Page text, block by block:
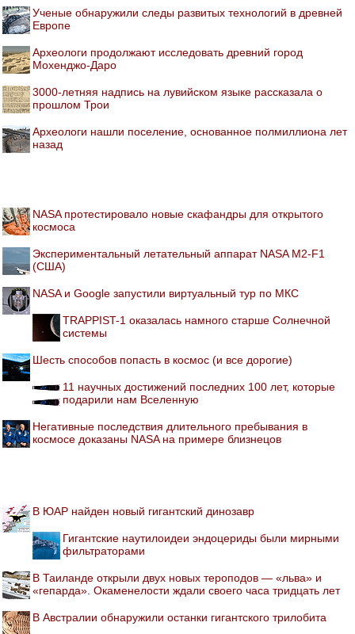
Ученые обнаружили следы развитых технологий в древней
Европе
Археологи продолжают исследовать древний город
Мохенджо-Даро
3000-летняя надпись на лувийском языке рассказала о
прошлом Трои
Археологи нашли поселение, основанное полмиллиона лет
назад
NASA протестировало новые скафандры для открытого
космоса
Экспериментальный летательный аппарат NASA M2-F1
(США)
NASA и Google запустили виртуальный тур по МКС
TRAPPIST-1 оказалась намного старше Солнечной
системы
Шесть способов попасть в космос (и все дорогие)
11 научных достижений последних 100 лет, которые
подарили нам Вселенную
Негативные последствия длительного пребывания в
космосе доказаны NASA на примере близнецов
В ЮАР найден новый гигантский динозавр
Гигантские наутилоидеи эндоцериды были мирными
фильтраторами
В Таиланде открыли двух новых тероподов — «льва» и
«гепарда». Окаменелости ждали своего часа тридцать лет
В Австралии обнаружили останки гигантского трилобита